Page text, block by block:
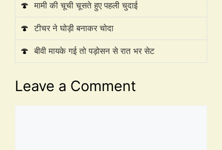
🍄 मामी की चूची चूसते हुए पहली चुदाई
🍄 टीचर ने घोड़ी बनाकर चोदा
🍄 बीवी मायके गई तो पड़ोसन से रात भर सेट
Leave a Comment